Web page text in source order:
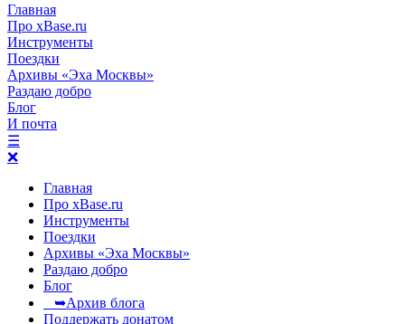
Главная
Про xBase.ru
Инструменты
Поездки
Архивы «Эха Москвы»
Раздаю добро
Блог
И почта
☰
❌
Главная
Про xBase.ru
Инструменты
Поездки
Архивы «Эха Москвы»
Раздаю добро
Блог
➥Архив блога
Поддержать донатом